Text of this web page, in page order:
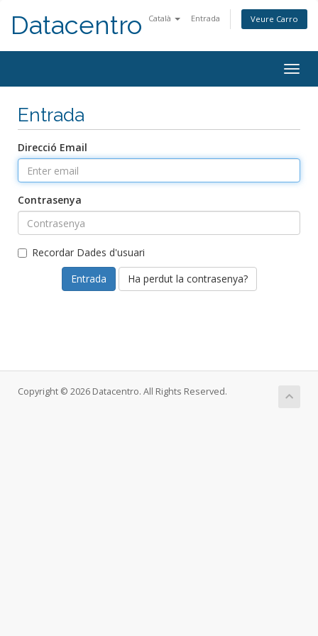
Català Entrada Veure Carro
Datacentro
Entrada
Direcció Email
Contrasenya
Recordar Dades d'usuari
Ha perdut la contrasenya?
Copyright © 2026 Datacentro. All Rights Reserved.